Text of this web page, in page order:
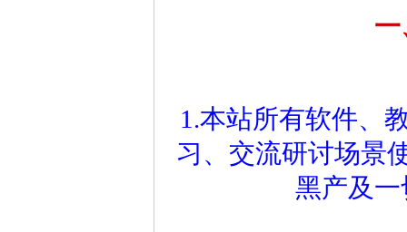
一
1.本站所有软件、
习、交流研讨场景
黑产及